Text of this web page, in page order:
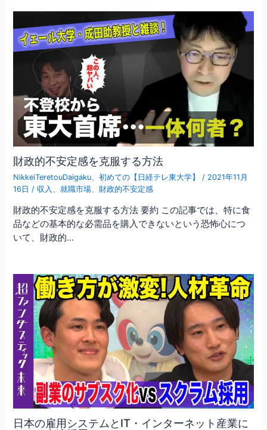
財政的不安定感を克服する方法
NikkeiTeretouDaigaku 、初めての【日経テレ東大学】 / 2021年11月
16日 / 収入 、就職市場 財政的不安定感
財政的不安定感を克服する方法 要約 この記事では、特に食
品などの基本的な必需品を購入できないという恐怖心につ
いて、財政的…
日本の雇用システムとIT・インターネット産業に